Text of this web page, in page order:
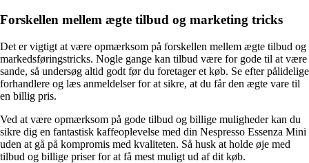
Forskellen mellem ægte tilbud og marketing tricks
Det er vigtigt at være opmærksom på forskellen mellem ægte tilbud og
markedsføringstricks. Nogle gange kan tilbud være for gode til at være
sande, så undersøg altid godt før du foretager et køb. Se efter pålidelige
forhandlere og læs anmeldelser for at sikre, at du får den ægte vare til
en billig pris.
Ved at være opmærksom på gode tilbud og billige muligheder kan du
sikre dig en fantastisk kaffeoplevelse med din Nespresso Essenza Mini
uden at gå på kompromis med kvaliteten. Så husk at holde øje med
tilbud og billige priser for at få mest muligt ud af dit køb.